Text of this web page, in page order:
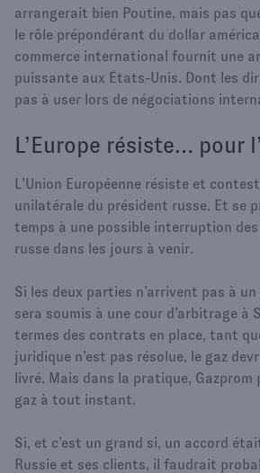
arrangerait bien Poutine, mais pas
le rôle prépondérant du dollar
commerce international fournit une
puissante aux États-Unis. Dont les
pas à user lors de négociations
L’Europe résiste… pour
L’Union Européenne résiste et
unilatérale du président russe. Et se
temps à une possible interruption
russe dans les jours à venir.
Si les deux parties n’arrivent pas à
sera soumis à une cour d’arbitrage à
termes des contrats en place, tant
juridique n’est pas résolue, le gaz
livré. Mais dans la pratique,
gaz à tout instant.
Si, et c’est un grand si, un accord
Russie et ses clients, il faudrait